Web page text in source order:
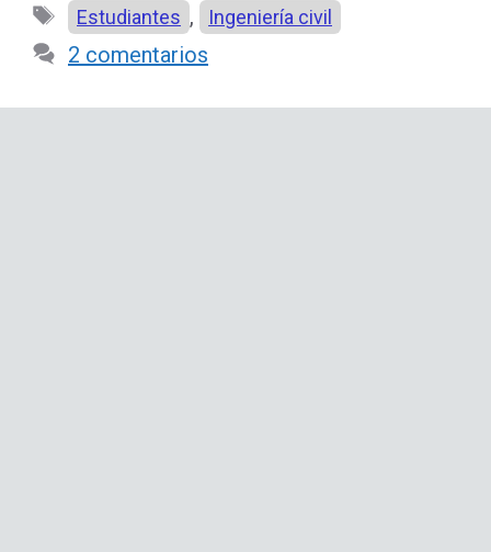
Etiquetas
Estudiantes , Ingeniería civil
2 comentarios